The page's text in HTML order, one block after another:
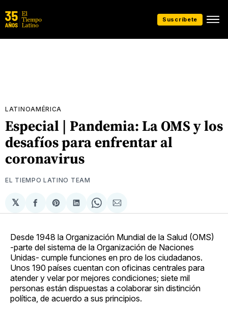
Suscríbete
LATINOAMÉRICA
Especial | Pandemia: La OMS y los
desafíos para enfrentar al
coronavirus
EL TIEMPO LATINO TEAM
𝕏
Compartir
en
Share
on
Compartir
en
Share
on
Compartir
via
Desde 1948 la Organización Mundial de la Salud (OMS)
-parte del sistema de la Organización de Naciones
Unidas- cumple funciones en pro de los ciudadanos.
Unos 190 países cuentan con oficinas centrales para
atender y velar por mejores condiciones; siete mil
personas están dispuestas a colaborar sin distinción
política, de acuerdo a sus principios.